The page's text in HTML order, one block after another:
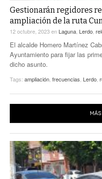
A TODA LEY
ACTUALIDADES
PULSO
Gestionarán regidores
ampliación de la ruta
12 octubre, 2023en Laguna Lerdo
El alcalde Homero Martínez
Ayuntamiento para fijar las
dicho asunto.
Tags: ampliación frecuencias Lerdo